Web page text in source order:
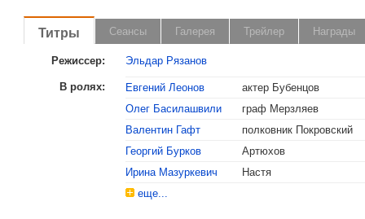
Титры Сеансы Галерея Трейлер Награды
Режиссер: Эльдар Рязанов
В ролях: Евгений Леонов
актер Бубенцов
Олег Басилашвили
граф Мерзляев
Валентин Гафт
полковник Покровский
Георгий Бурков
Артюхов
Ирина Мазуркевич
Настя
еще...